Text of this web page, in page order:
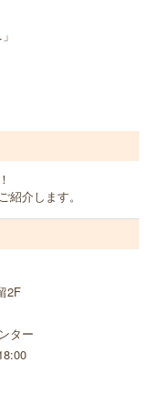
介します。
2F
ター